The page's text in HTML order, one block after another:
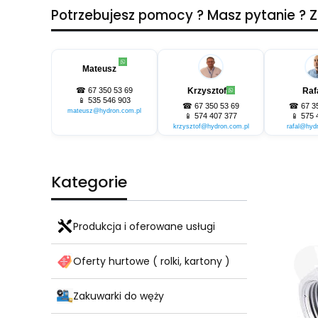
Potrzebujesz pomocy ? Masz pytanie ?
Mateusz
☎ 67 350 53 69
📱 535 546 903
mateusz@hydron.com.pl
Krzysztof
☎ 67 350 53 69
📱 574 407 377
krzysztof@hydron.com.pl
☎ 67
📱 575
Kategorie
Produkcja i oferowane usługi
Oferty hurtowe ( rolki, kartony )
Zakuwarki do węży